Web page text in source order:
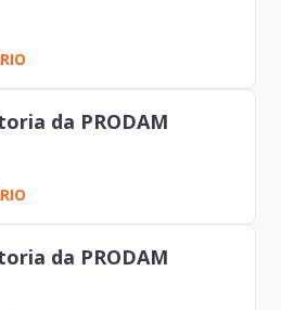
da PRODAM
da PRODAM